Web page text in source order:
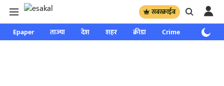
सबस्क्राईब
Epaper ताज्या देश शहर क्रीडा Crime साप्ताहिक